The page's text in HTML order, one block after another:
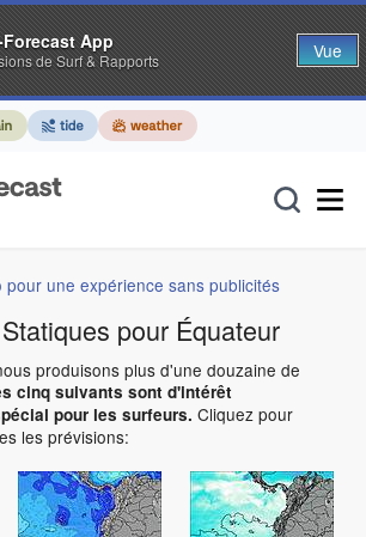
pour une expérience sans publicités
pour Équateur
produisons plus d'une douzaine de
cinq suivants sont d'intérêt
pour les surfeurs. Cliquez pour
les prévisions:
App
de Surf & Rapports Vue